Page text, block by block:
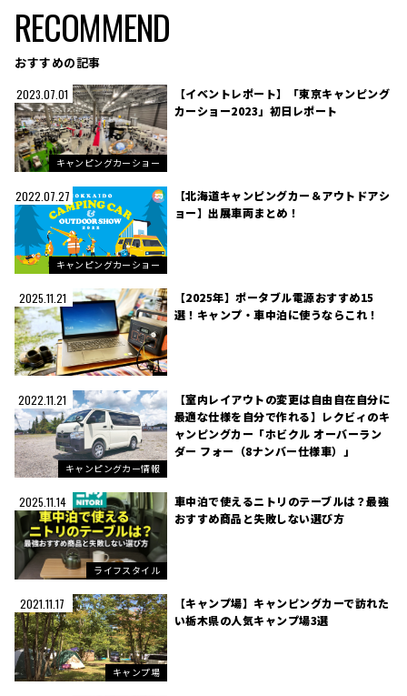
RECOMMEND
おすすめの記事
2023.07.01
キャンピングカーショー
【イベントレポート】「東京キャンピング
カーショー2023」初日レポート
2022.07.27
キャンピングカーショー
【北海道キャンピングカー＆アウトドアシ
ョー】出展車両まとめ！
2025.11.21
【2025年】ポータブル電源おすすめ15
選！キャンプ・車中泊に使うならこれ！
2022.11.21
キャンピングカー情報
【室内レイアウトの変更は自由自在自分に
最適な仕様を自分で作れる】レクビィのキ
ャンピングカー「ホビクル オーバーラン
ダー フォー（8ナンバー仕様車）」
2025.11.14
ライフスタイル
車中泊で使えるニトリのテーブルは？最強
おすすめ商品と失敗しない選び方
2021.11.17
キャンプ場
【キャンプ場】キャンピングカーで訪れた
い栃木県の人気キャンプ場3選